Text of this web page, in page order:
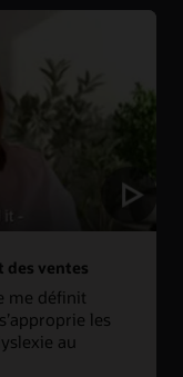
des ventes
me définit
les
au